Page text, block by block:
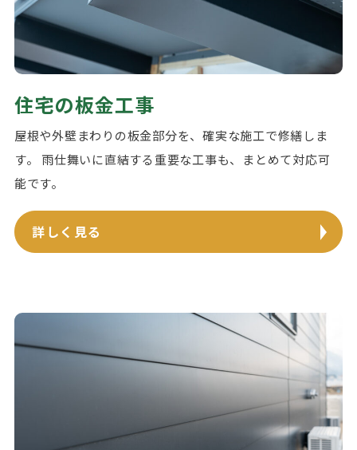
住宅の板金工事
屋根や外壁まわりの板金部分を、確実な施工で修繕しま
す。 雨仕舞いに直結する重要な工事も、まとめて対応可
能です。
詳しく見る